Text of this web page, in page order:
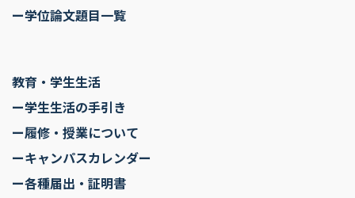
ー学位論文題目一覧
教育・学生生活
ー学生生活の手引き
ー履修・授業について
ーキャンパスカレンダー
ー各種届出・証明書